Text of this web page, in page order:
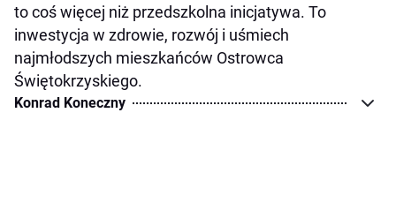
to coś więcej niż przedszkolna inicjatywa. To
inwestycja w zdrowie, rozwój i uśmiech
najmłodszych mieszkańców Ostrowca
Świętokrzyskiego.
Konrad Koneczny